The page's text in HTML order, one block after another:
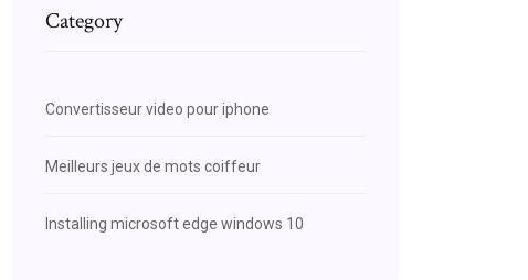
Category
Convertisseur video pour iphone
Meilleurs jeux de mots coiffeur
Installing microsoft edge windows 10